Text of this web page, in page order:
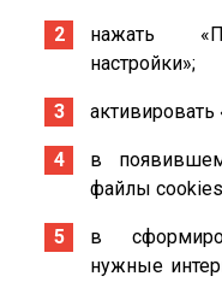
нажать
настройки»;
активировать
в
файлы
в
нужные